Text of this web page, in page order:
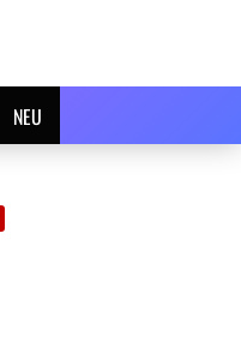
NEU